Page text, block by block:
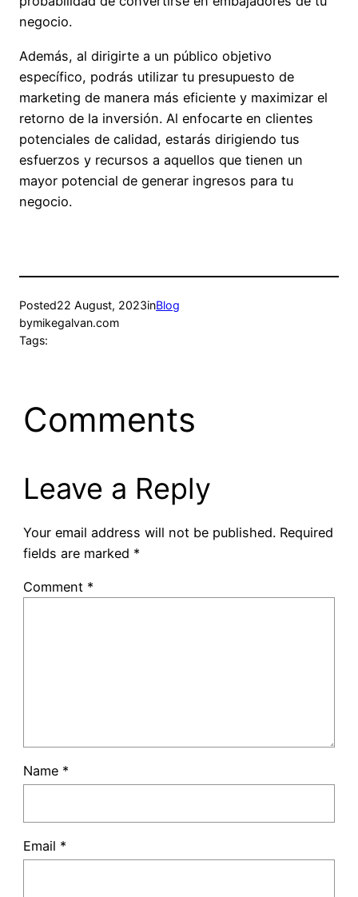
negocio.
Además, al dirigirte a un público objetivo
específico, podrás utilizar tu presupuesto de
marketing de manera más eficiente y maximizar el
retorno de la inversión. Al enfocarte en clientes
potenciales de calidad, estarás dirigiendo tus
esfuerzos y recursos a aquellos que tienen un
mayor potencial de generar ingresos para tu
negocio.
Posted22 August, 2023inBlog
bymikegalvan.com
Tags:
Comments
Leave a Reply
Your email address will not be published. Required
fields are marked *
Comment *
Name *
Email *